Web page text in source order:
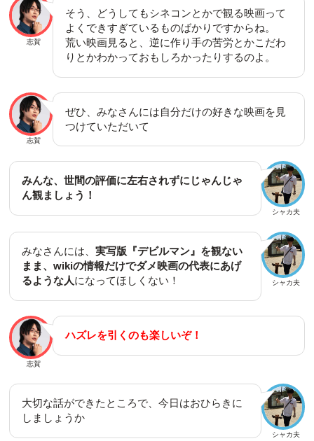
志賀
そう、どうしてもシネコンとかで観る映画って
よくできすぎているものばかりですからね。
荒い映画見ると、逆に作り手の苦労とかこだわ
りとかわかっておもしろかったりするのよ。
志賀
ぜひ、みなさんには自分だけの好きな映画を見
つけていただいて
シャカ夫
みんな、世間の評価に左右されずにじゃんじゃ
ん観ましょう！
シャカ夫
みなさんには、 実写版『デビルマン』を観ない
まま、wikiの情報だけでダメ映画の代表にあげ
るような人になってほしくない！
志賀
ハズレを引くのも楽しいぞ！
シャカ夫
大切な話ができたところで、今日はおひらきに
しましょうか